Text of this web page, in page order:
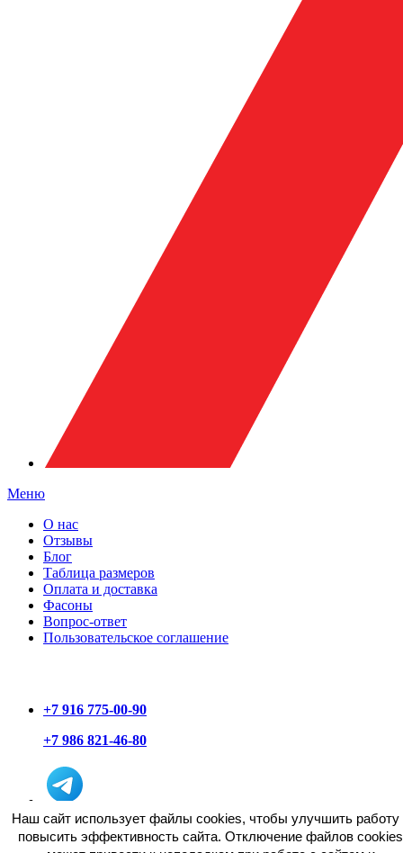
Меню
О нас
Отзывы
Блог
Таблица размеров
Оплата и доставка
Фасоны
Вопрос-ответ
Пользовательское соглашение
+7 916 775-00-90
+7 986 821-46-80
Наш сайт использует файлы cookies, чтобы улучшить работу
повысить эффективность сайта. Отключение файлов cookies